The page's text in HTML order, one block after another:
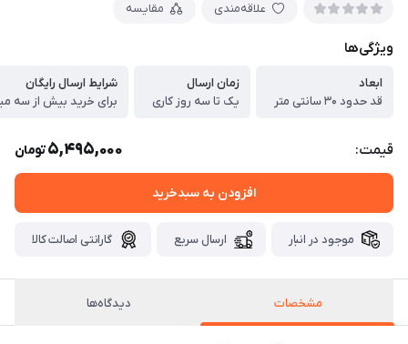
علاقه‌مندی مقایسه
ویژگی‌ها
ابعاد
قد حدود ۳۰ سانتی متر
زمان ارسال
یک تا سه روز کاری
شرایط ارسال رایگان
برای خرید بیش از سه
قیمت: 5,495,000تومان
افزودن به سبدخرید
موجود در انبار ارسال سریع گارانتی اصالت کالا
مشخصات دیدگاه‌ها